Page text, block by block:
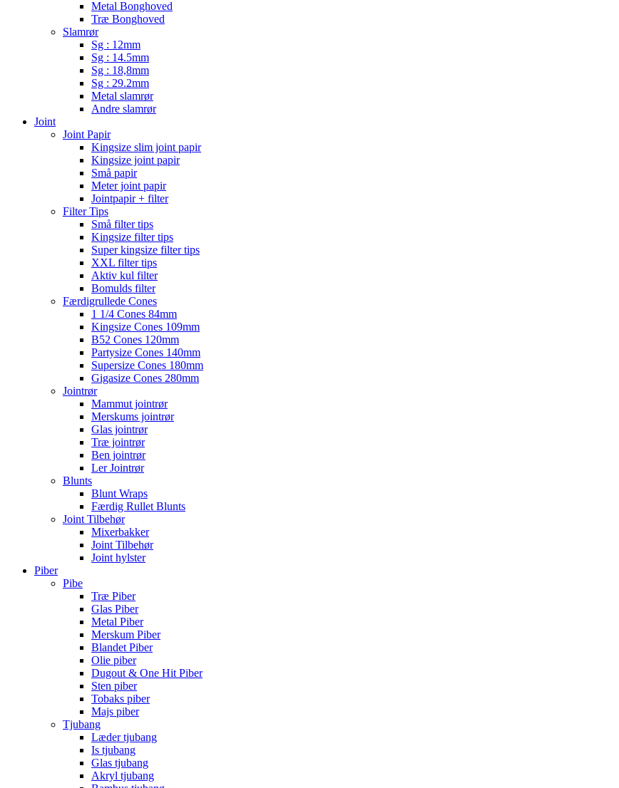
Metal Bonghoved
Træ Bonghoved
Slamrør
Sg : 12mm
Sg : 14.5mm
Sg : 18,8mm
Sg : 29.2mm
Metal slamrør
Andre slamrør
Joint
Joint Papir
Kingsize slim joint papir
Kingsize joint papir
Små papir
Meter joint papir
Jointpapir + filter
Filter Tips
Små filter tips
Kingsize filter tips
Super kingsize filter tips
XXL filter tips
Aktiv kul filter
Bomulds filter
Færdigrullede Cones
1 1/4 Cones 84mm
Kingsize Cones 109mm
B52 Cones 120mm
Partysize Cones 140mm
Supersize Cones 180mm
Gigasize Cones 280mm
Jointrør
Mammut jointrør
Merskums jointrør
Glas jointrør
Træ jointrør
Ben jointrør
Ler Jointrør
Blunts
Blunt Wraps
Færdig Rullet Blunts
Joint Tilbehør
Mixerbakker
Joint Tilbehør
Joint hylster
Piber
Pibe
Træ Piber
Glas Piber
Metal Piber
Merskum Piber
Blandet Piber
Olie piber
Dugout & One Hit Piber
Sten piber
Tobaks piber
Majs piber
Tjubang
Læder tjubang
Is tjubang
Glas tjubang
Akryl tjubang